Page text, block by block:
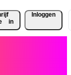
in
Inloggen